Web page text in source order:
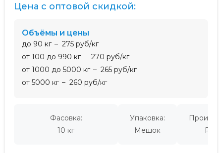
Фасовка:
10 кг
Упаковка:
Мешок
Цена с оптовой скидкой:
Объёмы и цены
до 90 кг
275 руб/кг
от 100 до 990 кг
270 руб/кг
от 1000 до 5000 кг
265 руб/кг
от 5000 кг
260 руб/кг